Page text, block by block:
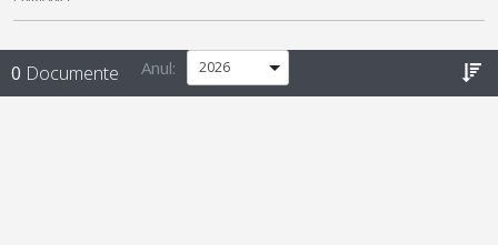
0 Documente Anul: